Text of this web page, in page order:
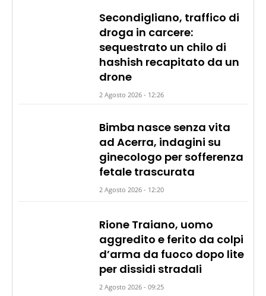
Secondigliano, traffico di
droga in carcere:
sequestrato un chilo di
hashish recapitato da un
drone
2 Agosto 2026 - 12:26
Bimba nasce senza vita
ad Acerra, indagini su
ginecologo per sofferenza
fetale trascurata
2 Agosto 2026 - 12:20
Rione Traiano, uomo
aggredito e ferito da colpi
d’arma da fuoco dopo lite
per dissidi stradali
2 Agosto 2026 - 09:25